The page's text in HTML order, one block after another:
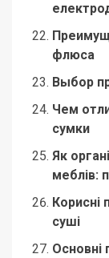
флюса
Выбор
Чем
сумки
Як
меблів:
суші
Основні